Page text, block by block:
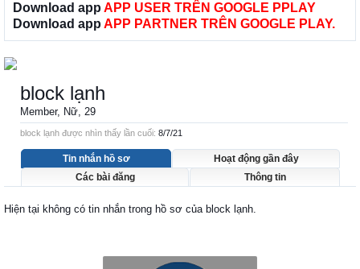
Download app APP USER TRÊN GOOGLE PPLAY
Download app APP PARTNER TRÊN GOOGLE PLAY.
block lạnh
Member, Nữ, 29
block lạnh được nhìn thấy lần cuối: 8/7/21
Tin nhắn hồ sơ
Hoạt động gần đây
Các bài đăng
Thông tin
Hiện tại không có tin nhắn trong hồ sơ của block lạnh.